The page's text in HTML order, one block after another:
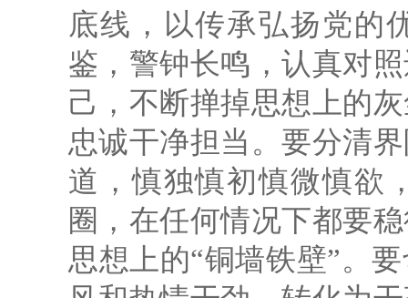
底线，以传承弘扬党的
鉴，警钟长鸣，认真对
己，不断掸掉思想上的
忠诚干净担当。要分清
道，慎独慎初慎微慎欲
圈，在任何情况下都要
思想上的“铜墙铁壁”。